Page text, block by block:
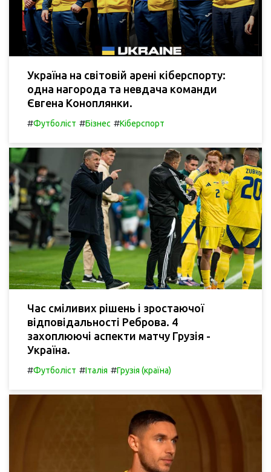
Україна на світовій арені кіберспорту:
одна нагорода та невдача команди
Євгена Коноплянки.
#Футболіст #Бізнес #Кіберспорт
Час сміливих рішень і зростаючої
відповідальності Реброва. 4
захоплюючі аспекти матчу Грузія -
Україна.
#Футболіст #Італія #Грузія (країна)